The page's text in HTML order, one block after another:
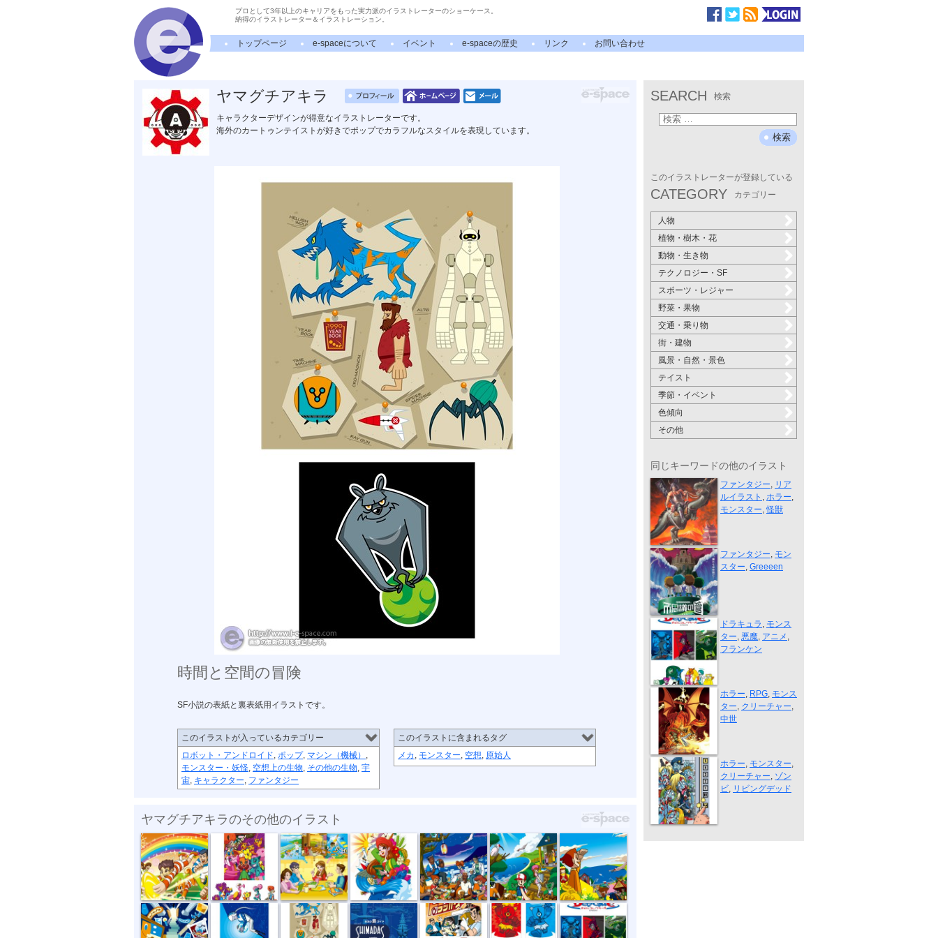
プロとして3年以上のキャリアをもった実力派のイラストレーターのショーケース。
納得のイラストレーター＆イラストレーション。
トップページ e-spaceについて イベント e-spaceの歴史 リンク お問い合わせ
ヤマグチアキラ
キャラクターデザインが得意なイラストレーターです。
海外のカートゥンテイストが好きでポップでカラフルなスタイルを表現しています。
時間と空間の冒険
SF小説の表紙と裏表紙用イラストです。
このイラストが入っているカテゴリー
ロボット・アンドロイド, ポップ, マシン（機械） ,
モンスター・妖怪, 空想上の生物, その他の生物, 宇
宙, キャラクター, ファンタジー
このイラストに含まれるタグ
メカ , モンスター, 空想, 原始人
ヤマグチアキラのその他のイラスト
第788回ドリ... The Midnight... アイランダー... アイランダー...
未来アドベン... 夢見る宇宙人 時間と空間の... シマダス トラッカーズ Qee Key Chai... デビルコレク...
SEARCH 検索
このイラストレーターが登録している
CATEGORY カテゴリー
人物
植物・樹木・花
動物・生き物
テクノロジー・SF
スポーツ・レジャー
野菜・果物
交通・乗り物
街・建物
風景・自然・景色
テイスト
季節・イベント
色傾向
その他
同じキーワードの他のイラスト
竜
ファンタジー, リア
ルイラスト , ホラー,
モンスター,怪獣
Greeeenツア...
ファンタジー, モン
スター, Greeeen
デビルコレク...
ドラキュラ , モンス
ター, 悪魔, アニメ ,
フランケン
ドラゴン
ホラー, RPG, モンス
ター, クリーチャー,
中世
ゾンビ
ホラー, モンスター,
クリーチャー, ゾン
ビ, リビングデッド